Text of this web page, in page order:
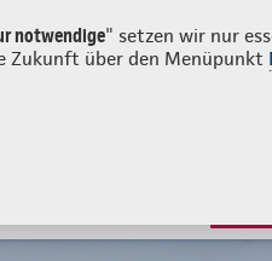
notwendige" setzen wir nur
Zukunft über den Menüpunkt
Login